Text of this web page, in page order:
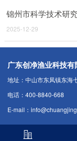
锦州市科学技术研
2025-12-29
广东创净渔业科技有
地址：中山市东凤镇东海
电话：400-8840-668
E-mail：